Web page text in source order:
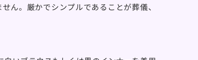
ん。厳かでシンプルであることが葬儀、